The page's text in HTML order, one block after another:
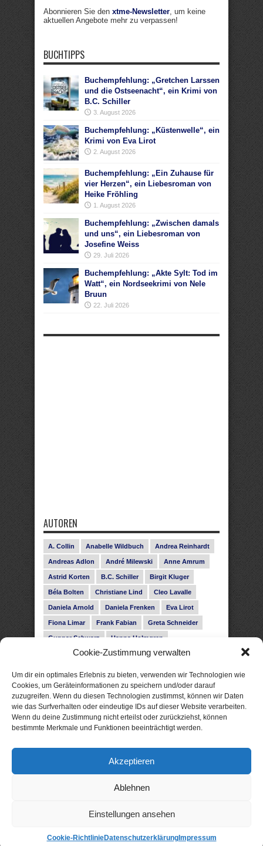
Cookie-Zustimmung verwalten
Um dir ein optimales Erlebnis zu bieten, verwenden wir Technologien wie
Cookies, um Geräteinformationen zu speichern und/oder darauf
zuzugreifen. Wenn du diesen Technologien zustimmst, können wir Daten
wie das Surfverhalten oder eindeutige IDs auf dieser Website verarbeiten.
Wenn du deine Zustimmung nicht erteilst oder zurückziehst, können
bestimmte Merkmale und Funktionen beeinträchtigt werden.
Akzeptieren
Ablehnen
Einstellungen ansehen
Cookie-RichtlinieDatenschutzerklärungImpressum
Abonnieren Sie den xtme-Newsletter, um keine
aktuellen Angebote mehr zu verpassen!
BUCHTIPPS
Buchempfehlung: „Gretchen Larssen
und die Ostseenacht“, ein Krimi von
B.C. Schiller
3. August 2026
Buchempfehlung: „Küstenwelle“, ein
Krimi von Eva Lirot
2. August 2026
Buchempfehlung: „Ein Zuhause für
vier Herzen“, ein Liebesroman von
Heike Fröhling
1. August 2026
Buchempfehlung: „Zwischen damals
und uns“, ein Liebesroman von
Josefine Weiss
29. Juli 2026
Buchempfehlung: „Akte Sylt: Tod im
Watt“, ein Nordseekrimi von Nele
Bruun
22. Juli 2026
AUTOREN
A. Collin Anabelle Wildbuch Andrea Reinhardt
Andreas Adlon André Milewski Anne Amrum
Astrid Korten B.C. Schiller Birgit Kluger
Béla Bolten Christiane Lind Cleo Lavalle
Daniela Arnold Daniela Frenken Eva Lirot
Fiona Limar Frank Fabian Greta Schneider
Gunnar Schwarz Hanna Holmgren
Heike Fröhling Ina Glahe Ivo Pala J. Vellguth
Leonie Haubrich Lilly Labord Livia Pipes
Malin Blunk Marcus Hünnebeck Martin Krist
Melisa Schwermer Nele Bruun Nika Lubitsch
Noah Fitz Nora Amelie René Junge
Subina Giuletti